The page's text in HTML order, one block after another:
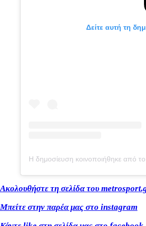
Δείτε αυτή τη
Ακολουθήστε τη σελίδα του
Μπείτε στην παρέα μας στο instagram